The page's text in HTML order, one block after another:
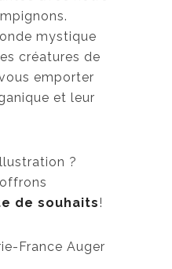
p
r
i
x
9
0
mystique
créatures de
emporter
et leur
?
de souhaits!
France Auger